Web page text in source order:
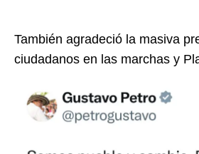
También agradeció la masiva
ciudadanos en las marchas y